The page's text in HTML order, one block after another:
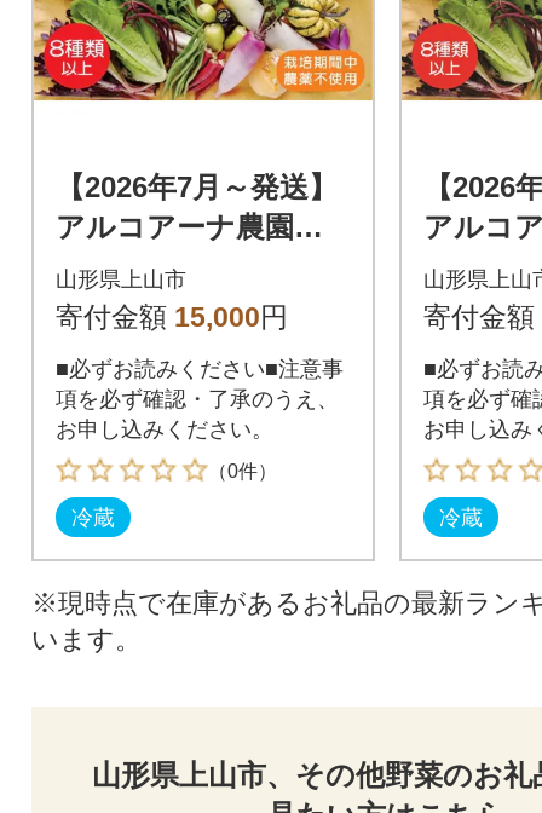
【2026年7月～発送】
アルコアーナ農園野
菜セット Mサイズ
0148-2608
山形県上山市
寄付金額 15,000円
■必ずお読みください■注意事
項を必ず確認・了承のうえ、
お申し込みください。
（0件）
冷蔵
【2026
アルコ
菜セッ
ズ
山形県上山
寄付金額
■必ずお読
項を必ず確
お申し込み
冷蔵
※現時点で在庫があるお礼品の最新ラン
います。
山形県上山市、その他野菜のお